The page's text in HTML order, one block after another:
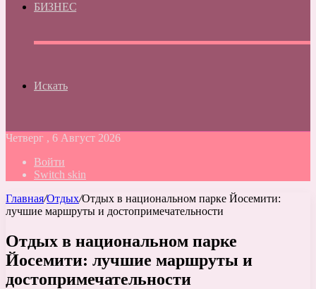
БИЗНЕС
Искать
Четверг , 6 Август 2026
Войти
Switch skin
Главная/Отдых/Отдых в национальном парке Йосемити:
лучшие маршруты и достопримечательности
Отдых в национальном парке
Йосемити: лучшие маршруты и
достопримечательности